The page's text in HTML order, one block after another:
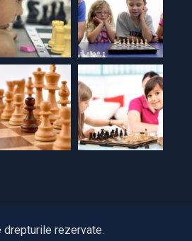
drepturile rezervate.